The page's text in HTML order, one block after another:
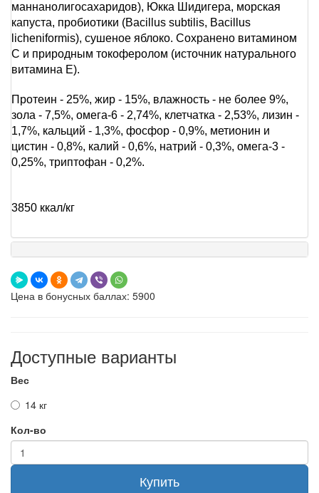
маннанолигосахаридов), Юкка Шидигера, морская
капуста, пробиотики (Bacillus subtilis, Bacillus
licheniformis), сушеное яблоко. Cохранено витамином
С и природным токоферолом (источник натурального
витамина Е).
Протеин - 25%, жир - 15%, влажность - не более 9%,
зола - 7,5%, омега-6 - 2,74%, клетчатка - 2,53%, лизин -
1,7%, кальций - 1,3%, фосфор - 0,9%, метионин и
цистин - 0,8%, калий - 0,6%, натрий - 0,3%, омега-3 -
0,25%, триптофан - 0,2%.
3850 ккал/кг
Цена в бонусных баллах: 5900
Доступные варианты
Вес
14 кг
Кол-во
Купить